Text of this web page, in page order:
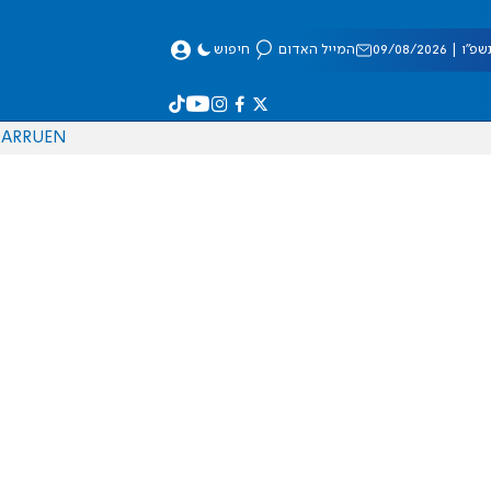
08/2026 המייל האדום חיפוש
EN
RU
AR